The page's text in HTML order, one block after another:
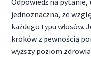
jednoznaczna, ze
każdego typu włosów.
kroków z pewnością
wyższy poziom zdrowia